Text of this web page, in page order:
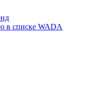
в списке WADA